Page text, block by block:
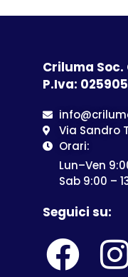
Criluma Soc.
P.Iva:
Via Sandro
Orari:
Lun–Ven
Sab 9:00 –
Seguici su: